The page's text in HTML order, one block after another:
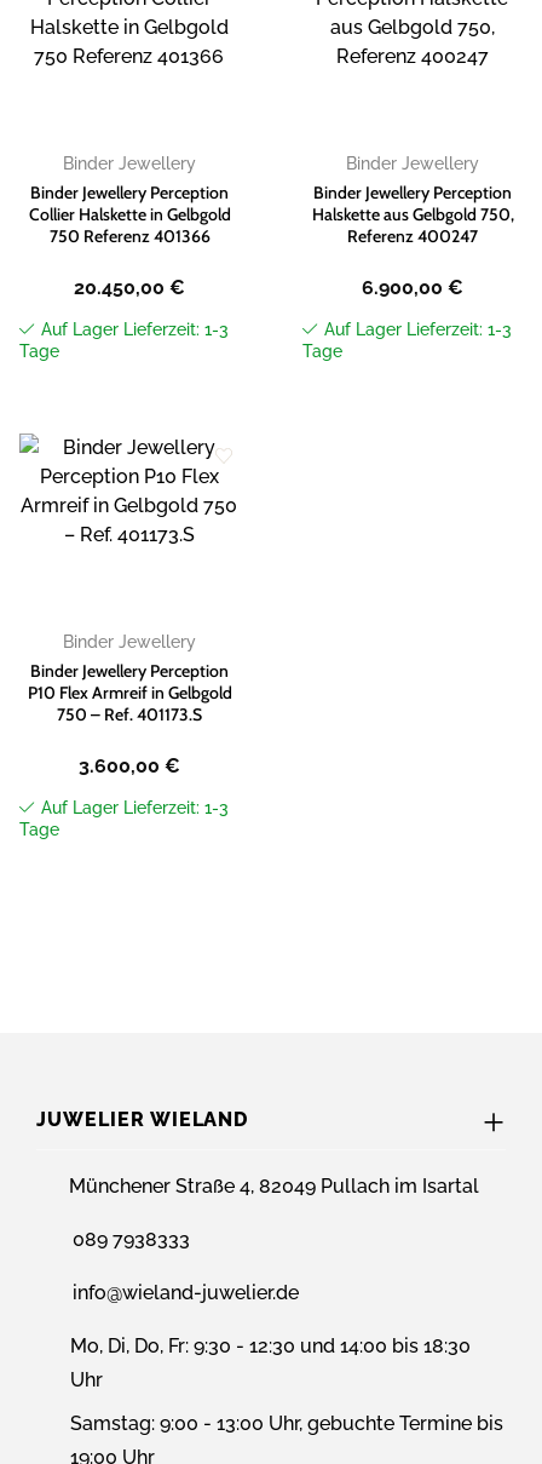
Wunschliste
hinzufügen
Binder Jewellery
Binder Jewellery Perception
Collier Halskette in Gelbgold
750 Referenz 401366
20.450,00 €
Auf Lager Lieferzeit: 1-3
Tage
Wunschliste
hinzufügen
Binder Jewellery
Binder Jewellery Perception
Halskette aus Gelbgold 750,
Referenz 400247
6.900,00 €
Auf Lager Lieferzeit: 1-3
Tage
Zur
Wunschliste
hinzufügen
Binder Jewellery
Binder Jewellery Perception
P10 Flex Armreif in Gelbgold
750 – Ref. 401173.S
3.600,00 €
Auf Lager Lieferzeit: 1-3
Tage
JUWELIER WIELAND
Münchener Straße 4, 82049 Pullach im Isartal
089 7938333
info@wieland-juwelier.de
Mo, Di, Do, Fr: 9:30 - 12:30 und 14:00 bis 18:30
Uhr
Samstag: 9:00 - 13:00 Uhr, gebuchte Termine bis
19:00 Uhr